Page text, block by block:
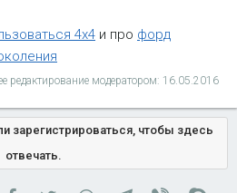
4х4 и про форд
редактирование модератором: 16.05.2016
зарегистрироваться, чтобы здесь
отвечать.